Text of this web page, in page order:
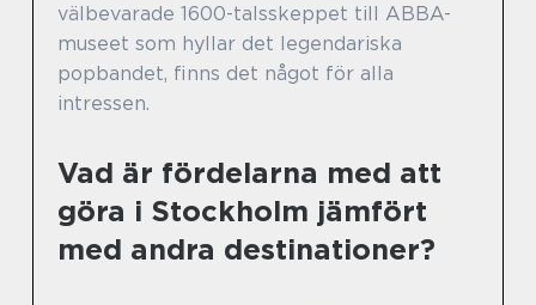
välbevarade 1600-talsskeppet till ABBA-
museet som hyllar det legendariska
popbandet, finns det något för alla
intressen.
Vad är fördelarna med att
göra i Stockholm jämfört
med andra destinationer?